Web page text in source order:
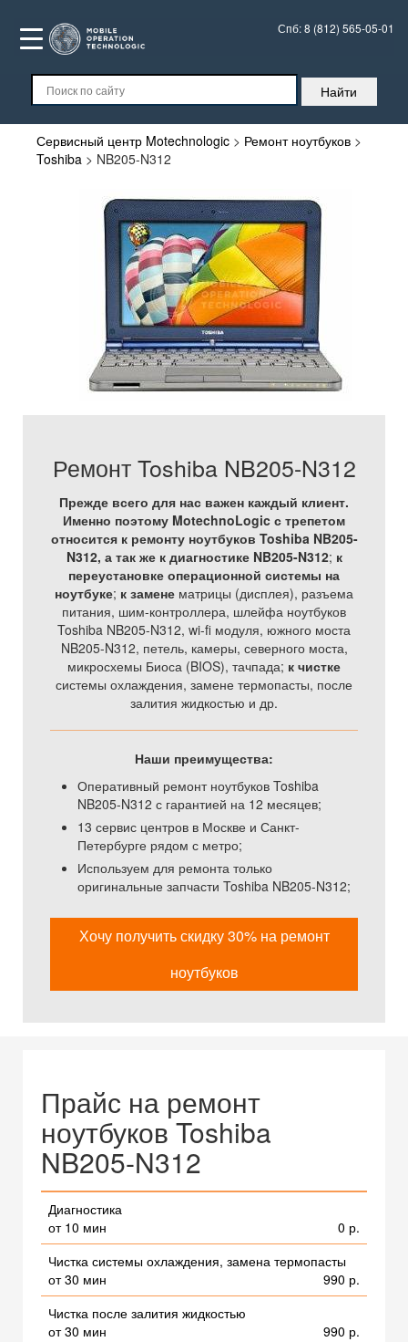
Спб:8 (812) 565-05-01
Сервисный центр Motechnologic > Ремонт ноутбуков >
Toshiba > NB205-N312
Ремонт Toshiba NB205-N312
Прежде всего для нас важен каждый клиент.
Именно поэтому MotechnoLogic с трепетом
относится к ремонту ноутбуков Toshiba NB205-
N312, а так же к диагностике NB205-N312; к
переустановке операционной системы на
ноутбуке; к замене матрицы (дисплея), разъема
питания, шим-контроллера, шлейфа ноутбуков
Toshiba NB205-N312, wi-fi модуля, южного моста
NB205-N312, петель, камеры, северного моста,
микросхемы Биоса (BIOS), тачпада; к чистке
системы охлаждения, замене термопасты, после
залития жидкостью и др.
Наши преимущества:
Оперативный ремонт ноутбуков Toshiba
NB205-N312 с гарантией на 12 месяцев;
13 сервис центров в Москве и Санкт-
Петербурге рядом с метро;
Используем для ремонта только
оригинальные запчасти Toshiba NB205-N312;
Хочу получить скидку 30% на ремонт
ноутбуков
Прайс на ремонт
ноутбуков Toshiba
NB205-N312
Диагностика
от 10 мин
0 р.
Чистка системы охлаждения, замена термопасты
от 30 мин
990 р.
Чистка после залития жидкостью
от 30 мин
990 р.